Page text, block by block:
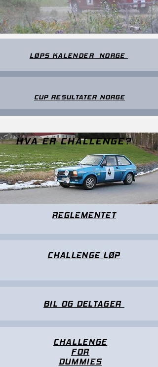
LØPS KALENDER NORGE
CUP RESULTATER NORGE
HVA ER CHALLENGE?
REGLEMENTET
CHALLENGE LØP
BIL OG DELTAGER
CHALLENGE
FOR
DUMMIES